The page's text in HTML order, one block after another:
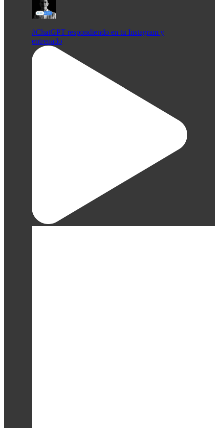
#ChatGPT respondiendo en tu Instagram y
entrenado